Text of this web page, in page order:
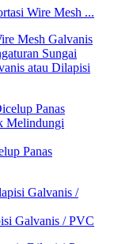
Wire Mesh ...
atau Dilapisi
Panas
Galvanis / PVC